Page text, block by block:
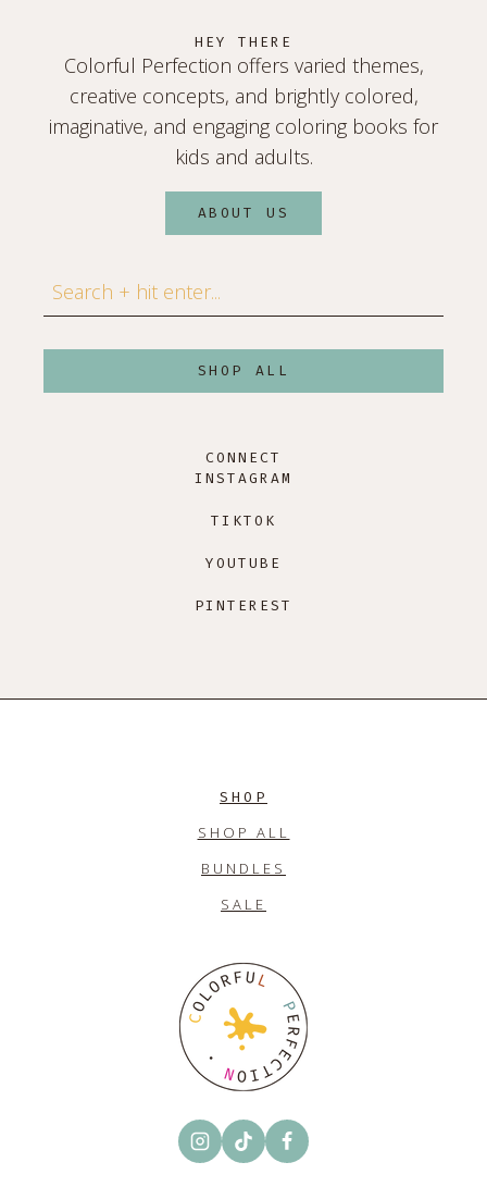
HEY THERE
Colorful Perfection offers varied themes,
creative concepts, and brightly colored,
imaginative, and engaging coloring books for
kids and adults.
ABOUT US
Search
SHOP ALL
CONNECT
INSTAGRAM
TIKTOK
YOUTUBE
PINTEREST
SHOP
SHOP ALL
BUNDLES
SALE